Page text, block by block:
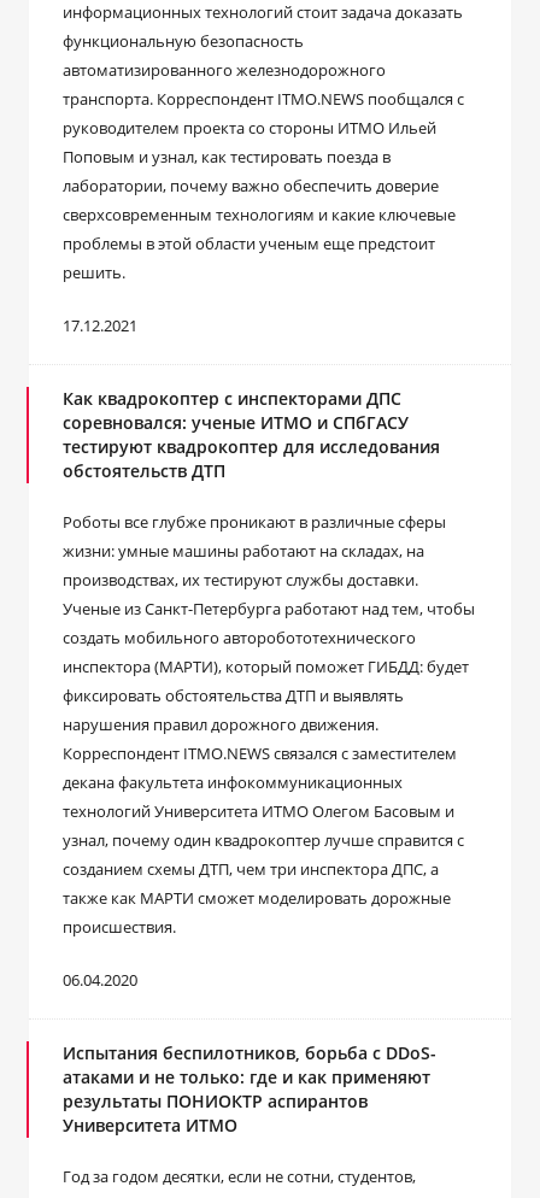
информационных технологий стоит задача доказать
функциональную безопасность
автоматизированного железнодорожного
транспорта. Корреспондент ITMO.NEWS пообщался с
руководителем проекта со стороны ИТМО Ильей
Поповым и узнал, как тестировать поезда в
лаборатории, почему важно обеспечить доверие
сверхсовременным технологиям и какие ключевые
проблемы в этой области ученым еще предстоит
решить.
17.12.2021
Как квадрокоптер с инспекторами ДПС
соревновался: ученые ИТМО и СПбГАСУ
тестируют квадрокоптер для исследования
обстоятельств ДТП
Роботы все глубже проникают в различные сферы
жизни: умные машины работают на складах, на
производствах, их тестируют службы доставки.
Ученые из Санкт-Петербурга работают над тем, чтобы
создать мобильного авторобототехнического
инспектора (МАРТИ), который поможет ГИБДД: будет
фиксировать обстоятельства ДТП и выявлять
нарушения правил дорожного движения.
Корреспондент ITMO.NEWS связался с заместителем
декана факультета инфокоммуникационных
технологий Университета ИТМО Олегом Басовым и
узнал, почему один квадрокоптер лучше справится с
созданием схемы ДТП, чем три инспектора ДПС, а
также как МАРТИ сможет моделировать дорожные
происшествия.
06.04.2020
Испытания беспилотников, борьба с DDoS-
атаками и не только: где и как применяют
результаты ПОНИОКТР аспирантов
Университета ИТМО
Год за годом десятки, если не сотни, студентов,